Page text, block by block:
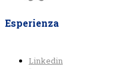
Esperienza
Linkedin